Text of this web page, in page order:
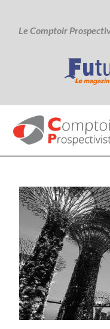
Le Comptoir